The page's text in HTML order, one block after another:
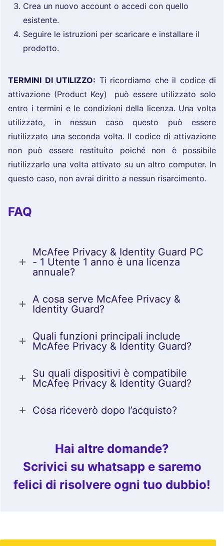
Crea un nuovo account o accedi con quello
esistente.
Seguire le istruzioni per scaricare e installare il
prodotto.
TERMINI DI UTILIZZO: Ti ricordiamo che il codice di
attivazione (Product Key) può essere utilizzato solo
entro i termini e le condizioni della licenza. Una volta
utilizzato, in nessun caso questo può essere
riutilizzato una seconda volta. Il codice di attivazione
non può essere restituito poiché non è possibile
riutilizzarlo una volta attivato su un altro computer. In
questo caso, non avrai diritto a nessun risarcimento.
FAQ
McAfee Privacy & Identity Guard PC
- 1 Utente 1 anno è una licenza
annuale?
A cosa serve McAfee Privacy &
Identity Guard?
Quali funzioni principali include
McAfee Privacy & Identity Guard?
Su quali dispositivi è compatibile
McAfee Privacy & Identity Guard?
Cosa riceverò dopo l’acquisto?
Hai altre domande?
Scrivici su whatsapp e saremo
felici di risolvere ogni tuo dubbio!